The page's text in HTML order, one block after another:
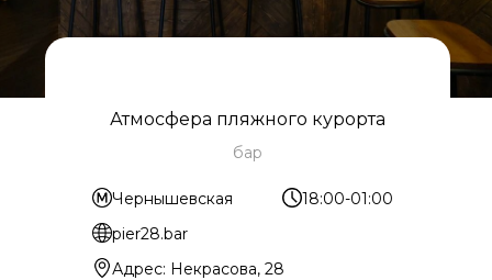
18:00-01:00
Адрес: Некрасова, 28
pier28.bar
Чернышевская
бар
Атмосфера пляжного курорта